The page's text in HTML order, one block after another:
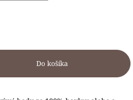
Do košíka